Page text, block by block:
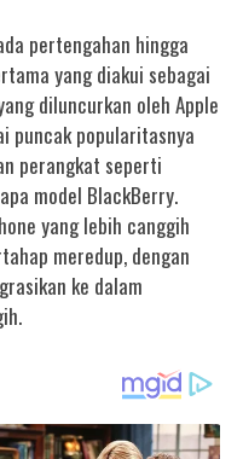
pertengahan hingga
yang diakui sebagai
diluncurkan oleh Apple
puncak popularitasnya
perangkat seperti
model BlackBerry.
yang lebih canggih
meredup, dengan
ke dalam